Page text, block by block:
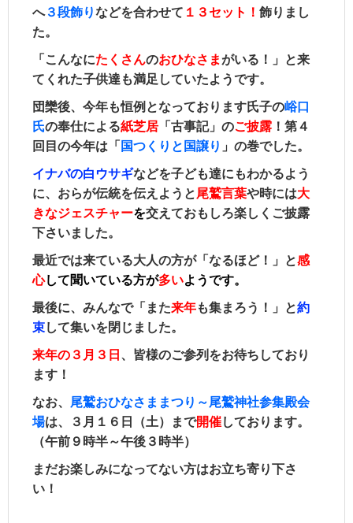
へ３段飾りなどを合わせて １３セット！ 飾りまし
た。
「こんなにたくさんのおひなさまがいる！」と来
てくれた子供達も満足していたようです。
団欒後、今年も恒例となっております氏子の峪口
氏の奉仕による紙芝居 「古事記」のご披露 ！第４
回目の今年は「 国つくりと国譲り 」の巻でした。
イナバの白ウサギなどを子ども達にもわかるよう
に、おらが伝統を伝えようと尾鷲言葉や時には大
きなジェスチャーを交えておもしろ楽しくご披露
下さいました。
最近では来ている大人の方が「なるほど！」と感
心して聞いている方が多いようです。
最後に、みんなで「また来年も集まろう！」と約
束して集いを閉じました。
来年の３月３日 、皆様のご参列をお待ちしており
ます！
なお、 尾鷲おひなさままつり～尾鷲神社参集殿会
場は、３月１６日（土）まで開催しております。
（午前９時半～午後３時半）
まだお楽しみになってない方はお立ち寄り下さ
い！